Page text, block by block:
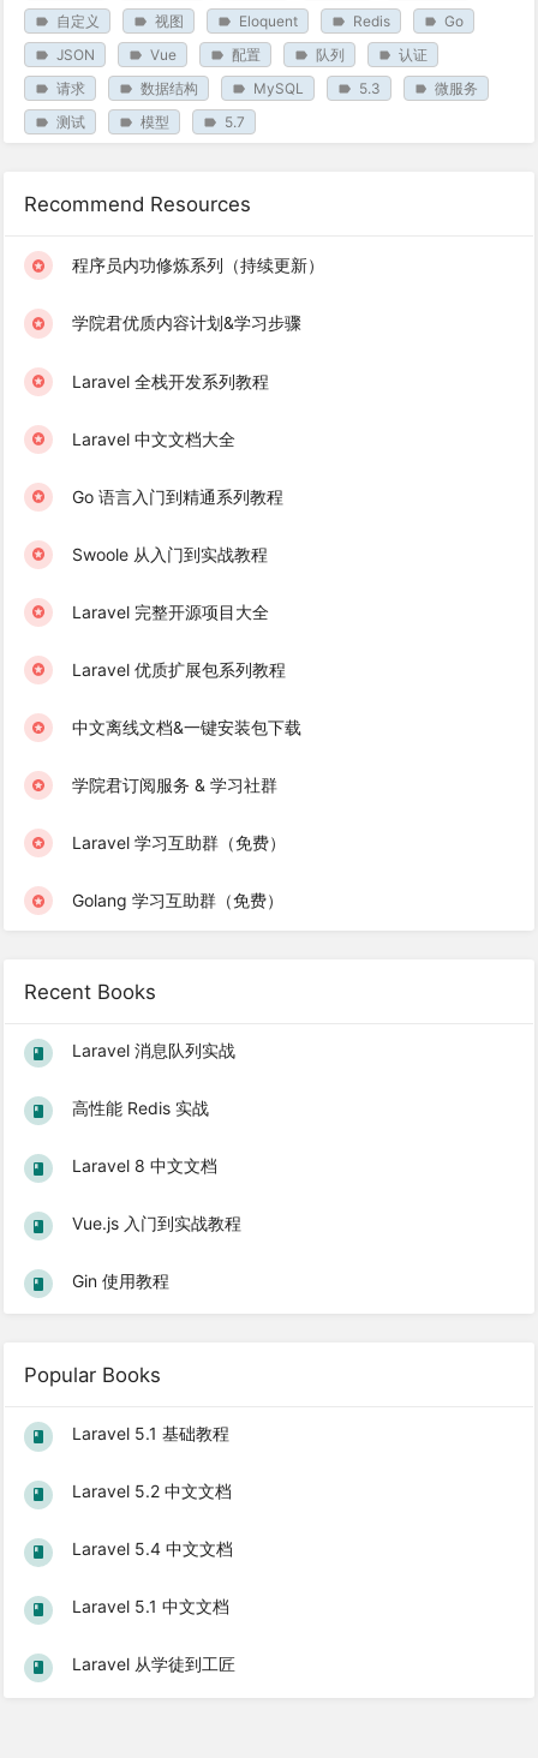
自定义
视图 Eloquent Redis
Go
JSON
Vue 配置 队列
认证
请求
数据结构 MySQL 5.3
微服务
测试
模型 5.7
Recommend Resources
程序员内功修炼系列（持续更新）
学院君优质内容计划&学习步骤
Laravel 全栈开发系列教程
Laravel 中文文档大全
Go 语言入门到精通系列教程
Swoole 从入门到实战教程
Laravel 完整开源项目大全
Laravel 优质扩展包系列教程
中文离线文档&一键安装包下载
学院君订阅服务 & 学习社群
Laravel 学习互助群（免费）
Golang 学习互助群（免费）
Recent Books
Laravel 消息队列实战
高性能 Redis 实战
Laravel 8 中文文档
Vue.js 入门到实战教程
Gin 使用教程
Popular Books
Laravel 5.1 基础教程
Laravel 5.2 中文文档
Laravel 5.4 中文文档
Laravel 5.1 中文文档
Laravel 从学徒到工匠